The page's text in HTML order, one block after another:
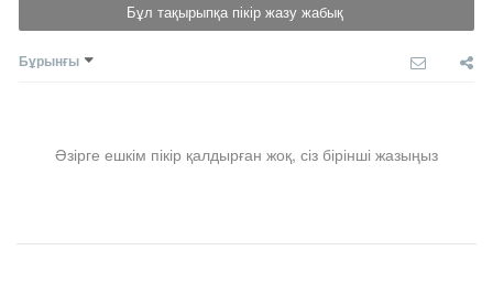
Бұл тақырыпқа пікір жазу жабық
Бұрынғы
Әзірге ешкім пікір қалдырған жоқ, сіз бірінші жазыңыз